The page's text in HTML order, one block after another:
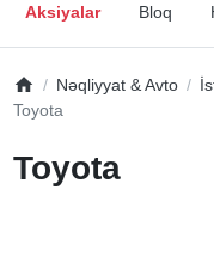
Aksiyalar Bloq
Nəqliyyat & Avto
Toyota
Toyota